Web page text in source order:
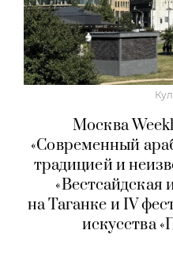
Москва
«Современный
традицией и
«Вестсайдская
на Таганке и IV
искусства